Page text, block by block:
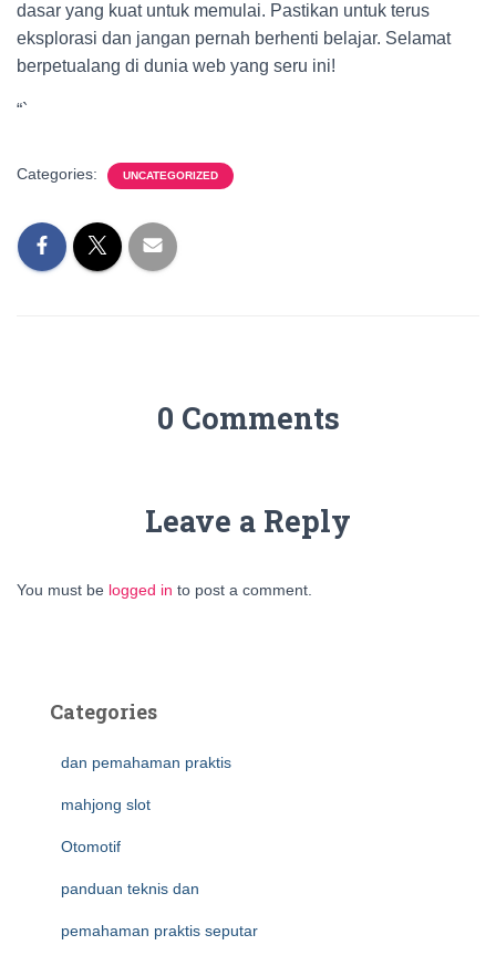
dasar yang kuat untuk memulai. Pastikan untuk terus
eksplorasi dan jangan pernah berhenti belajar. Selamat
berpetualang di dunia web yang seru ini!
“`
Categories: UNCATEGORIZED
0 Comments
Leave a Reply
You must be logged in to post a comment.
Categories
dan pemahaman praktis
mahjong slot
Otomotif
panduan teknis dan
pemahaman praktis seputar